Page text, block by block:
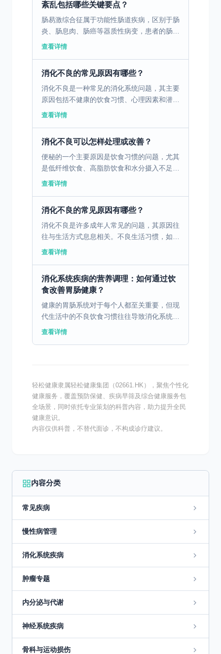
紊乱包括哪些关键要点？
肠易激综合征属于功能性肠道疾病，区别于肠
炎、肠息肉、肠癌等器质性病变，患者的肠道
黏膜没有明显的炎症、溃疡、增生等病理损
查看详情
消化不良的常见原因有哪些？
消化不良是一种常见的消化系统问题，其主要
原因包括不健康的饮食习惯、心理因素和潜在
的疾病。不健康的饮食习惯，如暴饮暴食、进
查看详情
消化不良可以怎样处理或改善？
便秘的一个主要原因是饮食习惯的问题，尤其
是低纤维饮食、高脂肪饮食和水分摄入不足。
这些饮食习惯会导致胃肠蠕动减慢，粪便变得
查看详情
消化不良的常见原因有哪些？
消化不良是许多成年人常见的问题，其原因往
往与生活方式息息相关。不良生活习惯，如不
规律的作息和饮食习惯，可能导致胃肠功能失
查看详情
消化系统疾病的营养调理：如何通过饮
食改善胃肠健康？
健康的胃肠系统对于每个人都至关重要，但现
代生活中的不良饮食习惯往往导致消化系统疾
病的高发。通过科学合理的饮食调理，可以有
查看详情
轻松健康隶属轻松健康集团（02661.HK），聚焦个性化
健康服务，覆盖预防保健、疾病早筛及综合健康服务包
全场景，同时依托专业策划的科普内容，助力提升全民
健康意识。
内容仅供科普，不替代面诊，不构成诊疗建议。
内容分类
常见疾病
慢性病管理
消化系统疾病
肿瘤专题
内分泌与代谢
神经系统疾病
骨科与运动损伤